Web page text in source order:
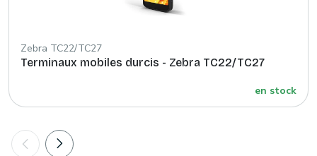
Zebra TC22/TC27
Terminaux mobiles durcis - Zebra TC22/TC27
en stock